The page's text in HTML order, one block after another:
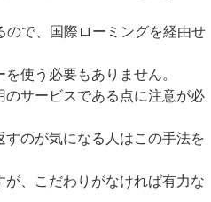
ので、国際ローミングを経由せ
使う必要もありません。
サービスである点に注意が必
のが気になる人はこの手法を
、こだわりがなければ有力な